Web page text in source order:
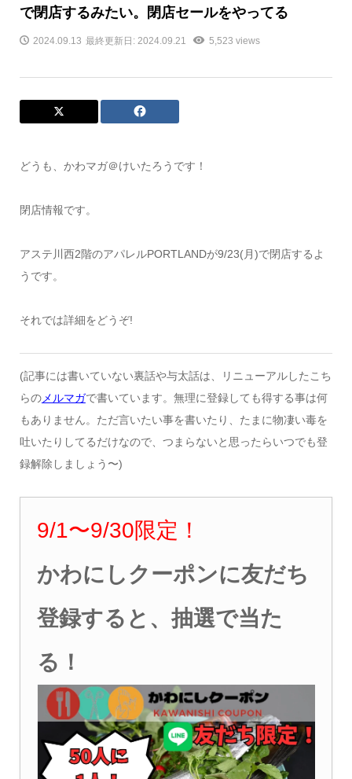
で閉店するみたい。閉店セールをやってる
2024.09.13 最終更新日: 2024.09.21 5,523 views
どうも、かわマガ＠けいたろうです！
閉店情報です。
アステ川西2階のアパレルPORTLANDが9/23(月)で閉店するよ
うです。
それでは詳細をどうぞ!
(記事には書いていない裏話や与太話は、リニューアルしたこち
らのメルマガで書いています。無理に登録しても得する事は何
もありません。ただ言いたい事を書いたり、たまに物凄い毒を
吐いたりしてるだけなので、つまらないと思ったらいつでも登
録解除しましょう〜)
9/1〜9/30限定！
かわにしクーポンに友だち
登録すると、抽選で当た
る！